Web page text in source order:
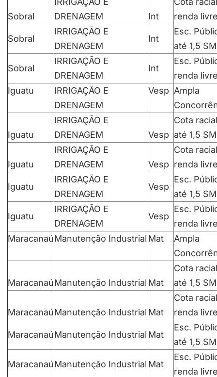
Sobral
DRENAGEM
Int
renda
Sobral
IRRIGAÇÃO E
DRENAGEM
Int
Esc.
até 1,5 SM
Sobral
IRRIGAÇÃO E
DRENAGEM
Int
Esc.
renda
Iguatu
IRRIGAÇÃO E
DRENAGEM
Vesp Ampla
Iguatu
IRRIGAÇÃO E
DRENAGEM
Vesp
Cota racial
até 1,5 SM
Iguatu
IRRIGAÇÃO E
DRENAGEM
Vesp
Cota racial
renda
Iguatu
IRRIGAÇÃO E
DRENAGEM
Vesp
Esc.
até 1,5 SM
Iguatu
IRRIGAÇÃO E
DRENAGEM
Vesp
Esc.
renda
MaracanaúManutenção Industrial Mat
Ampla
MaracanaúManutenção Industrial Mat
Cota racial
até 1,5 SM
MaracanaúManutenção Industrial Mat
Cota racial
renda
MaracanaúManutenção Industrial Mat
Esc.
até 1,5 SM
MaracanaúManutenção Industrial Mat
Esc.
renda